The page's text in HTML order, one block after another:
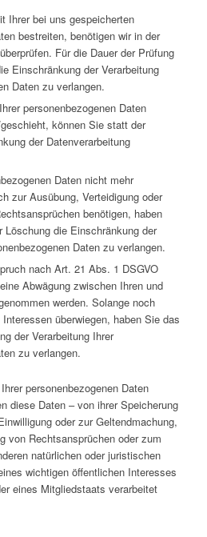
Ihrer bei uns gespeicherten
bestreiten, benötigen wir in der
Für die Dauer der Prüfung
Einschränkung der Verarbeitung
Daten zu verlangen.
personenbezogenen Daten
können Sie statt der
der Datenverarbeitung
Daten nicht mehr
zur Ausübung, Verteidigung oder
benötigen, haben
die Einschränkung der
Daten zu verlangen.
nach Art. 21 Abs. 1 DSGVO
Abwägung zwischen Ihren und
werden. Solange noch
überwiegen, haben Sie das
der Verarbeitung Ihrer
zu verlangen.
personenbezogenen Daten
diese Daten – von ihrer Speicherung
oder zur Geltendmachung,
von Rechtsansprüchen oder zum
natürlichen oder juristischen
wichtigen öffentlichen Interesses
eines Mitgliedstaats verarbeitet